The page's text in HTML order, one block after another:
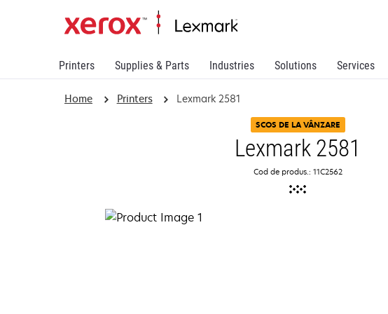
Printers Supplies & Parts Industries Solutions Services
Home Printers Lexmark 2581
SCOS DE LA VÂNZARE
Lexmark 2581
Cod de produs.: 11C2562